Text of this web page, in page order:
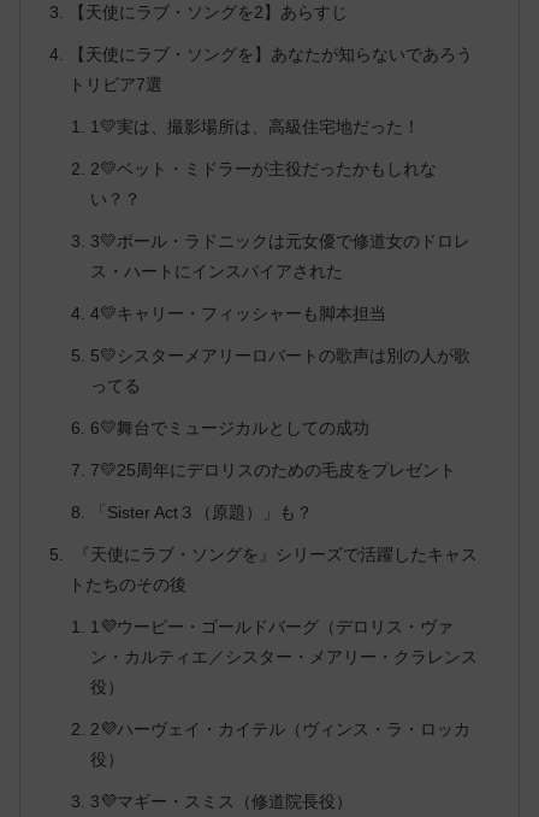
【天使にラブ・ソングを2】あらすじ
【天使にラブ・ソングを】あなたが知らないであろう
トリビア7選
1💛実は、撮影場所は、高級住宅地だった！
2💛ベット・ミドラーが主役だったかもしれな
い？？
3💛ポール・ラドニックは元女優で修道女のドロレ
ス・ハートにインスパイアされた
4💛キャリー・フィッシャーも脚本担当
5💛シスターメアリーロバートの歌声は別の人が歌
ってる
6💛舞台でミュージカルとしての成功
7💛25周年にデロリスのための毛皮をプレゼント
「Sister Act３（原題）」も？
『天使にラブ・ソングを』シリーズで活躍したキャス
トたちのその後
1💜ウーピー・ゴールドバーグ（デロリス・ヴァ
ン・カルティエ／シスター・メアリー・クラレンス
役）
2💜ハーヴェイ・カイテル（ヴィンス・ラ・ロッカ
役）
3💜マギー・スミス（修道院長役）